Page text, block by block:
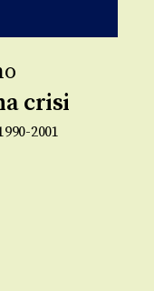
crisi
2001